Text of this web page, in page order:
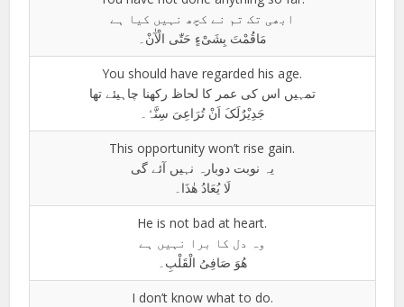
ابھی تک تم نے کچھ نہیں کیا ہے
مَاقُمْتَ بِشَیْءٍ حَتّٰی الْآٰنْ۔
You should have regarded his age.
تمہیں اس کی عمر کا لحاظ رکھنا چاہیئے تھا
جَدِیْرٌلَکَ اَنْ تُرَاعِیَ سِنَّہٗ۔
This opportunity won’t rise gain.
یہ نوبت دوبارہ نہیں آئے گی
لَا یُعَادُ ھٰذَا۔
He is not bad at heart.
وہ دل کا برا نہیں ہے
ھُوَ صَافِیُ الْقَلْبِ۔
I don’t know what to do.